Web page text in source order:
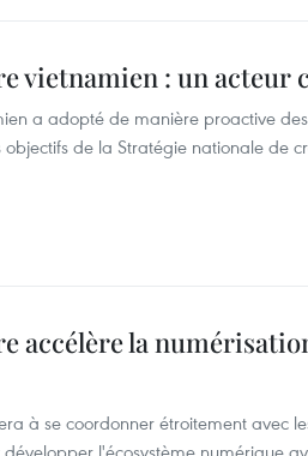
vietnamien : un acteur
a adopté de manière proactive
de la Stratégie nationale de
accélère la
à se coordonner étroitement avec
l'écosystème numérique